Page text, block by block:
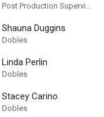
Post Production Supervisor
Shauna Duggins
Dobles
Linda Perlin
Dobles
Stacey Carino
Dobles